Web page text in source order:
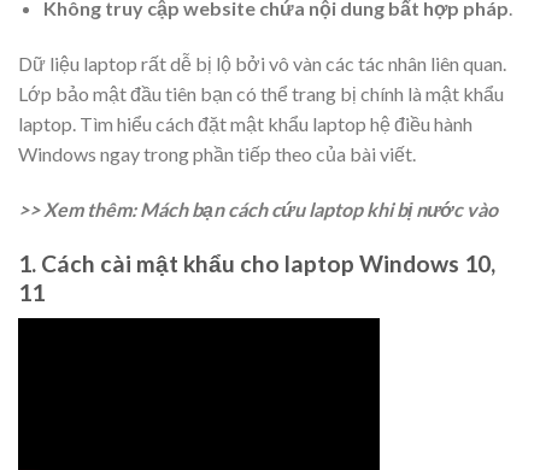
Không truy cập website chứa nội dung bất hợp pháp.
Dữ liệu laptop rất dễ bị lộ bởi vô vàn các tác nhân liên quan.
Lớp bảo mật đầu tiên bạn có thể trang bị chính là mật khẩu
laptop. Tìm hiểu cách đặt mật khẩu laptop hệ điều hành
Windows ngay trong phần tiếp theo của bài viết.
>> Xem thêm: Mách bạn cách cứu laptop khi bị nước vào
1. Cách cài mật khẩu cho laptop Windows 10,
11